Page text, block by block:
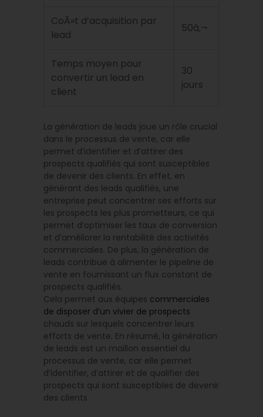
CoÃ»t d’acquisition par
lead
50â‚¬
Temps moyen pour
convertir un lead en
client
30
jours
La génération de leads joue un rôle crucial
dans le processus de vente, car elle
permet d’identifier et d’attirer des
prospects qualifiés qui sont susceptibles
de devenir des clients. En effet, en
générant des leads qualifiés, une
entreprise peut concentrer ses efforts sur
les prospects les plus prometteurs, ce qui
permet d’optimiser les taux de conversion
et d’améliorer la rentabilité des activités
commerciales. De plus, la génération de
leads contribue à alimenter le pipeline de
vente en fournissant un flux constant de
prospects qualifiés.
Cela permet aux équipes commerciales
de disposer d’un vivier de prospects
chauds sur lesquels concentrer leurs
efforts de vente. En résumé, la génération
de leads est un maillon essentiel du
processus de vente, car elle permet
d’identifier, d’attirer et de qualifier des
prospects qui sont susceptibles de devenir
des clients.